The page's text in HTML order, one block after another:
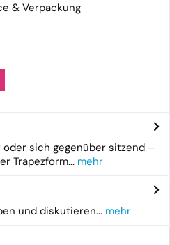
& Verpackung
sich gegenüber sitzend –
Trapezform... mehr
und diskutieren... mehr